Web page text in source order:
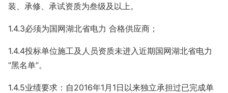
装、承修、承试资质为叁级及以上。
1.4.3必须为国网湖北省电力 合格供应商；
1.4.4投标单位施工及人员资质未进入近期国网湖北省电力
“黑名单”。
1.4.5业绩要求：自2016年1月1日以来独立承担过已完成单